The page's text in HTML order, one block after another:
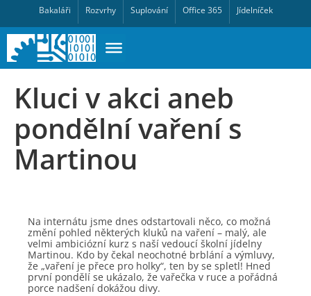
Bakaláři Rozvrhy Suplování Office 365 Jídelníček
Kluci v akci aneb
pondělní vaření s
Martinou
Na internátu jsme dnes odstartovali něco, co možná
změní pohled některých kluků na vaření – malý, ale
velmi ambiciózní kurz s naší vedoucí školní jídelny
Martinou. Kdo by čekal neochotné brblání a výmluvy,
že „vaření je přece pro holky“, ten by se spletl! Hned
první pondělí se ukázalo, že vařečka v ruce a pořádná
porce nadšení dokážou divy.